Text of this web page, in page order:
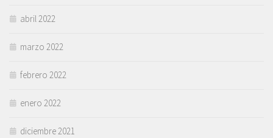
abril 2022
marzo 2022
febrero 2022
enero 2022
diciembre 2021